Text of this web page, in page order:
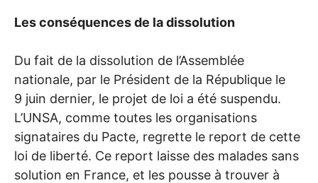
Les conséquences de la dissolution
Du fait de la dissolution de l’Assemblée
nationale, par le Président de la République le
9 juin dernier, le projet de loi a été suspendu.
L’UNSA, comme toutes les organisations
signataires du Pacte, regrette le report de cette
loi de liberté. Ce report laisse des malades sans
solution en France, et les pousse à trouver à